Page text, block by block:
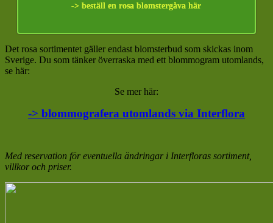
-> beställ en rosa blomstergåva här
Det rosa sortimentet gäller endast blomsterbud som skickas inom
Sverige. Du som tänker överraska med ett blommogram utomlands,
se här:
Se mer här:
-> blommografera utomlands via Interflora
Med reservation för eventuella ändringar i Interfloras sortiment,
villkor och priser.